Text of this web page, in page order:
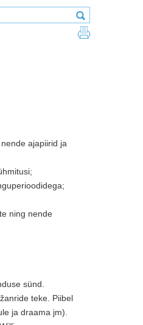
ajapiirid ja
ning nende
sünd.
teke. Piibel
ja draama jm).